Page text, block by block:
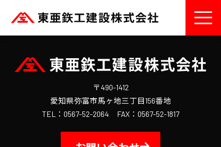
〒490-1412
愛知県弥富市馬ヶ地三丁目156番地
TEL：0567-52-2064 FAX：0567-52-1817